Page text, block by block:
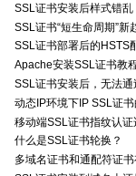
SSL证书安装后样式错
SSL证书“短生命周期”新
SSL证书部署后的HSTS
Apache安装SSL证书教
SSL证书安装后，无法通
动态IP环境下IP SSL证
移动端SSL证书指纹认
什么是SSL证书轮换？
多域名证书和通配符证